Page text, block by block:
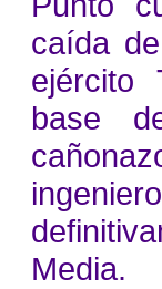
caída
ejército
base
Media.